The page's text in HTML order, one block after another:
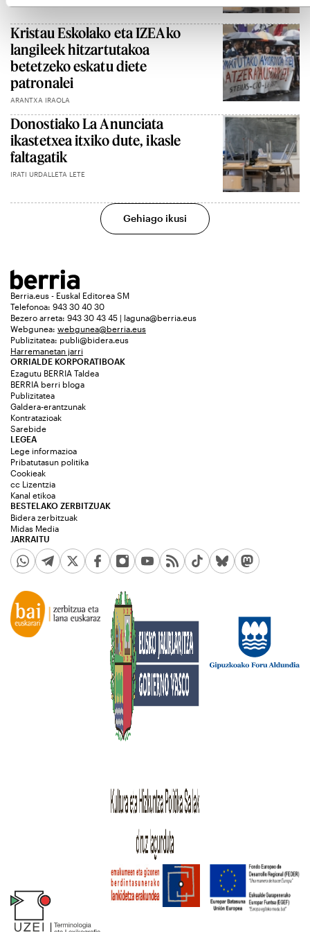
Kristau Eskolako eta IZEAko
langileek hitzartutakoa
betetzeko eskatu diete
patronalei
ARANTXA IRAOLA
Donostiako La Anunciata
ikastetxea itxiko dute, ikasle
faltagatik
IRATI URDALLETA LETE
Gehiago ikusi
Berria.eus - Euskal Editorea SM
Telefonoa: 943 30 40 30
Bezero arreta: 943 30 43 45 | laguna@berria.eus
Webgunea: webgunea@berria.eus
Publizitatea: publi@bidera.eus
Harremanetan jarri
ORRIALDE KORPORATIBOAK
Ezagutu BERRIA Taldea
BERRIA berri bloga
Publizitatea
Galdera-erantzunak
Kontratazioak
Sarebide
JARRAITU
LEGEA
Lege informazioa
Pribatutasun politika
Cookieak
cc Lizentzia
Kanal etikoa
BESTELAKO ZERBITZUAK
Bidera zerbitzuak
Midas Media